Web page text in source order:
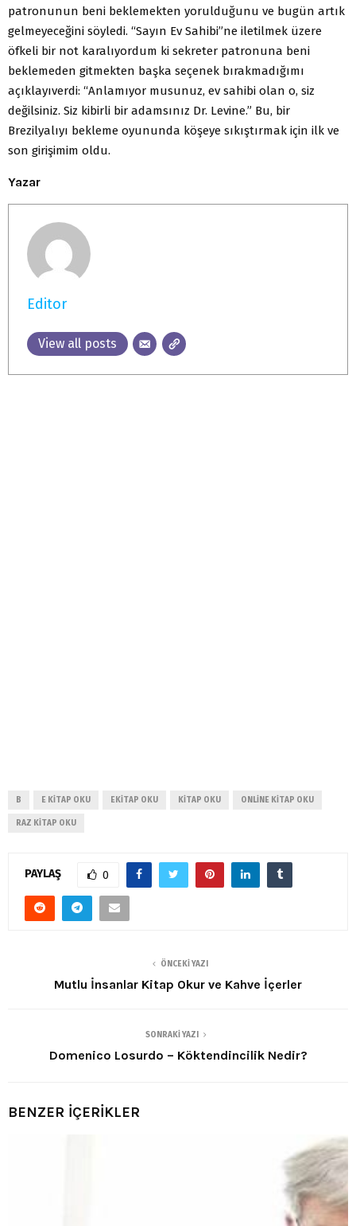
patronunun beni beklemekten yorulduğunu ve bugün artık
gelmeyeceğini söyledi. “Sayın Ev Sahibi”ne iletilmek üzere
öfkeli bir not karalıyordum ki sekreter patronuna beni
beklemeden gitmekten başka seçenek bırakmadığımı
açıklayıverdi: “Anlamıyor musunuz, ev sahibi olan o, siz
değilsiniz. Siz kibirli bir adamsınız Dr. Levine.” Bu, bir
Brezilyalıyı bekleme oyununda köşeye sıkıştırmak için ilk ve
son girişimim oldu.
Yazar
Editor
View all posts
B E KITAP OKU EKITAP OKU KITAP OKU ONLINE KITAP OKU
RAZ KITAP OKU
PAYLAŞ 0
ÖNCEKI YAZI
Mutlu İnsanlar Kitap Okur ve Kahve İçerler
SONRAKI YAZI
Domenico Losurdo – Köktendincilik Nedir?
BENZER İÇERİKLER